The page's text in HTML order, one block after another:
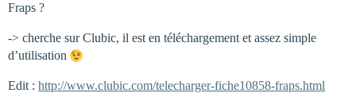
Fraps ?
-> cherche sur Clubic, il est en téléchargement et assez simple
d’utilisation
Edit : http://www.clubic.com/telecharger-fiche10858-fraps.html